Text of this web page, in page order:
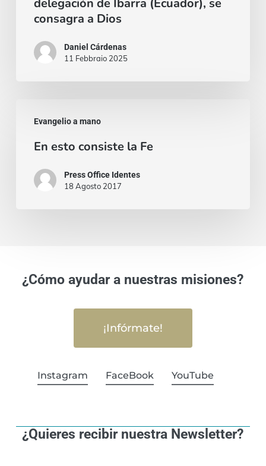
(Ecuador),
consagra
delegación de Ibarra (Ecuador), se
consagra a Dios
Daniel Cárdenas
11 Febbraio 2025
Evangelio a mano
esto
consiste
En esto consiste la Fe
Press Office Identes
18 Agosto 2017
¿Cómo ayudar a nuestras misiones?
¡Infórmate!
Instagram FaceBook YouTube
¿Quieres recibir nuestra Newsletter?